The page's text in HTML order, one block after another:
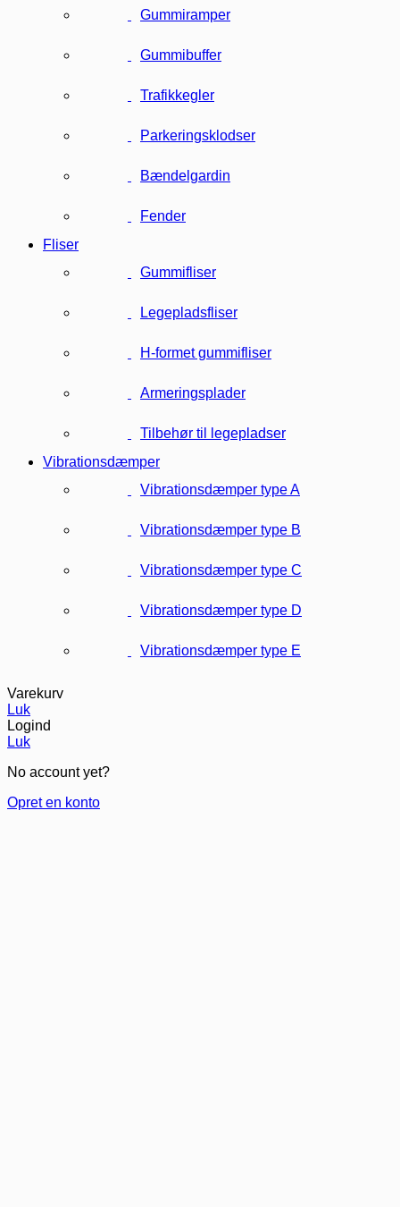
Gummiramper
Gummibuffer
Trafikkegler
Parkeringsklodser
Bændelgardin
Fender
Fliser
Gummifliser
Legepladsfliser
H-formet gummifliser
Armeringsplader
Tilbehør til legepladser
Vibrationsdæmper
Vibrationsdæmper type A
Vibrationsdæmper type B
Vibrationsdæmper type C
Vibrationsdæmper type D
Vibrationsdæmper type E
Varekurv
Luk
Logind
Luk
No account yet?
Opret en konto